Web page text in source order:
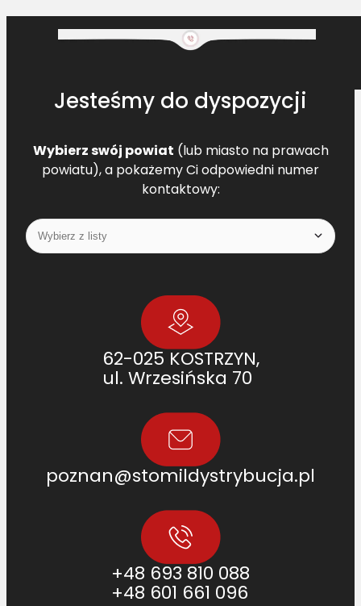
Jesteśmy do dyspozycji
Wybierz swój powiat (lub miasto na prawach
powiatu), a pokażemy Ci odpowiedni numer
kontaktowy:
62-025 KOSTRZYN,
ul. Wrzesińska 70
poznan@stomildystrybucja.pl
+48 693 810 088
+48 601 661 096